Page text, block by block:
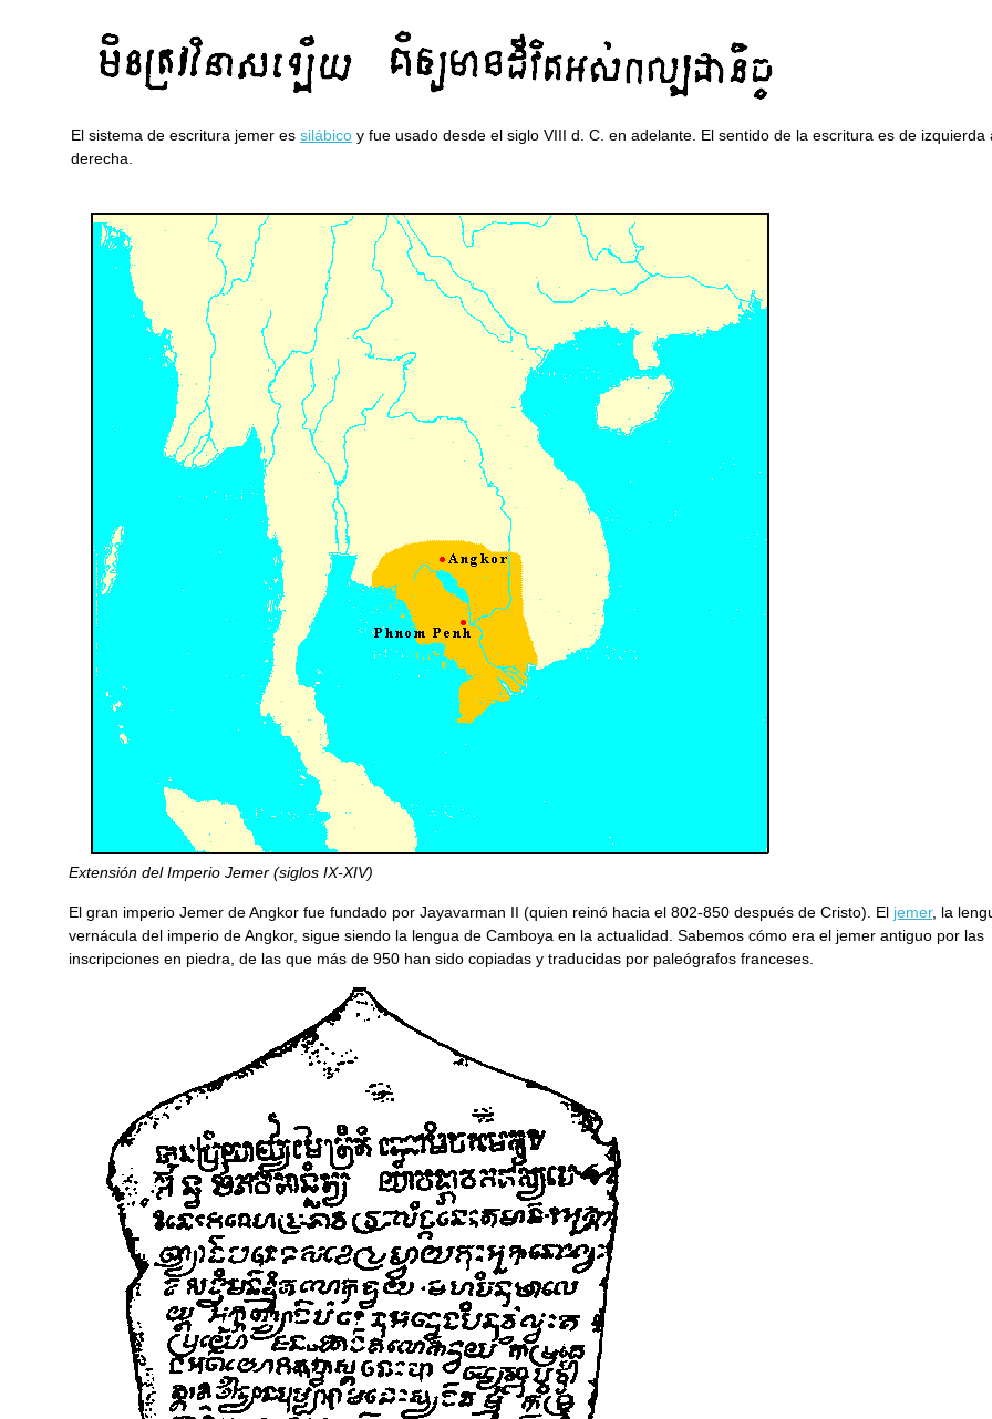
El sistema de escritura jemer es silábico y fue usado desde el siglo VIII d. C. en adelante. El sentido de la escritura es de izquierda
derecha.
Extensión del Imperio Jemer (siglos IX-XIV)
El gran imperio Jemer de Angkor fue fundado por Jayavarman II (quien reinó hacia el 802-850 después de Cristo). El jemer, la
vernácula del imperio de Angkor, sigue siendo la lengua de Camboya en la actualidad. Sabemos cómo era el jemer antiguo por las
inscripciones en piedra, de las que más de 950 han sido copiadas y traducidas por paleógrafos franceses.